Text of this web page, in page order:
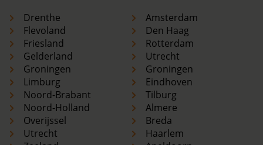
Drenthe
Flevoland
Friesland
Gelderland
Groningen
Limburg
Noord-Brabant
Noord-Holland
Overijssel
Utrecht
Amsterdam
Den Haag
Rotterdam
Utrecht
Groningen
Eindhoven
Tilburg
Almere
Breda
Haarlem